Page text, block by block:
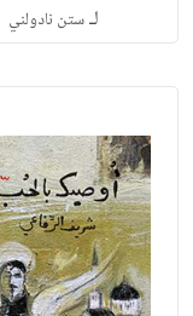
لـستن نادولني